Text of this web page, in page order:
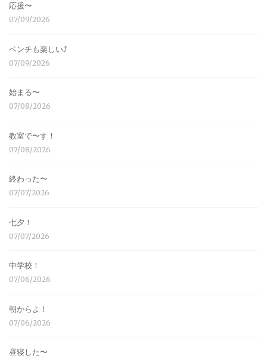
応援〜
07/09/2026
ベンチも楽しい⤴︎
07/09/2026
始まる〜
07/08/2026
教室で〜す！
07/08/2026
終わった〜
07/07/2026
七夕！
07/07/2026
中学校！
07/06/2026
朝からよ！
07/06/2026
昼寝した〜